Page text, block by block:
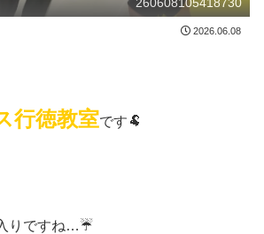
2026.06.08
行徳教室です🐏
りですね…☔